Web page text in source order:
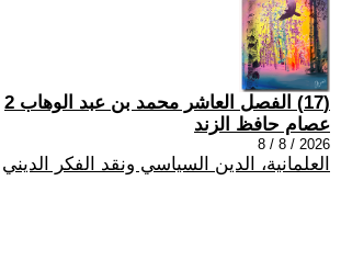
(17) الفصل العاشر محمد بن عبد الوهاب 2
عصام حافظ الزند
2026 / 8 / 8
العلمانية، الدين السياسي ونقد الفكر الديني